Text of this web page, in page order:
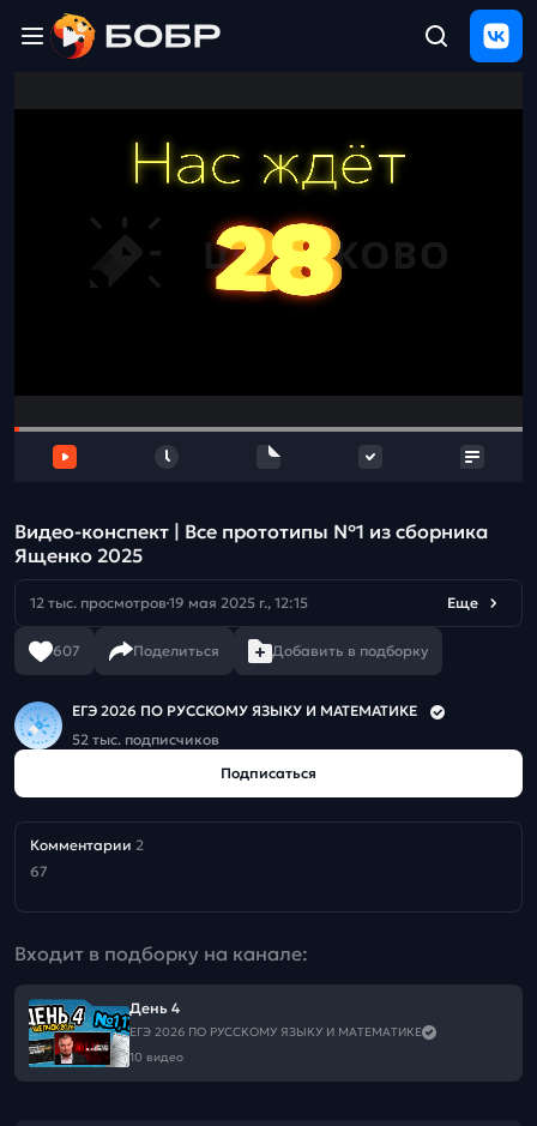
и
отзыв
Видео-конспект | Все прототипы №1 из сборника
Ященко 2025
12 тыс. просмотров 19 мая 2025 г., 12:15 Еще
607 Поделиться Добавить в подборку
ЕГЭ 2026 ПО РУССКОМУ ЯЗЫКУ И МАТЕМАТИКЕ
52 тыс. подписчиков
Подписаться
Комментарии 2
67
Входит в подборку на канале:
День 4
ЕГЭ 2026 ПО РУССКОМУ ЯЗЫКУ И МАТЕМАТИКЕ
10 видео